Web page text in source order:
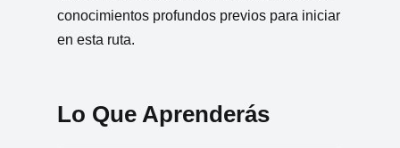
conocimientos profundos previos para iniciar
en esta ruta.
Lo Que Aprenderás